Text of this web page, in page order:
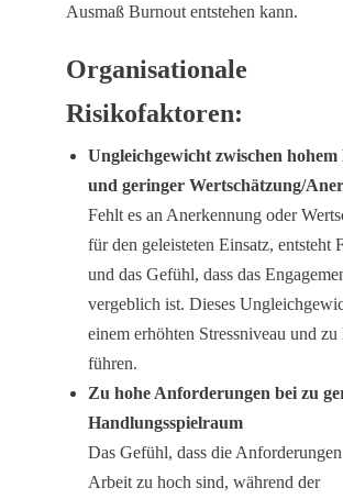
Ausmaß Burnout entstehen kann.
Organisationale
Risikofaktoren:
Ungleichgewicht zwischen hohem
und geringer Wertschätzung/
Fehlt es an Anerkennung oder
für den geleisteten Einsatz, entsteht
und das Gefühl, dass das
vergeblich ist. Dieses
einem erhöhten Stressniveau und
führen.
Zu hohe Anforderungen bei zu
Handlungsspielraum
Das Gefühl, dass die
Arbeit zu hoch sind, während der